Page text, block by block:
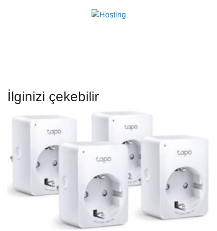
İlginizi çekebilir